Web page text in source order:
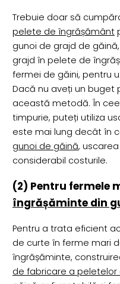
Trebuie doar să
pelete de îngrășământ
gunoi de grajd de
grajd în pelete de
fermei de găini, pentru
Dacă nu aveți un buget
această metodă. În
timpurie, puteți utiliza
este mai lung decât în
gunoi de găină,
considerabil costurile.
(2) Pentru fermele
îngrășăminte din
Pentru a trata eficient
de curte în ferme mari
îngrășăminte,
de fabricare a